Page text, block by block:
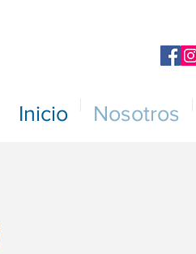
Inicio Nosotros